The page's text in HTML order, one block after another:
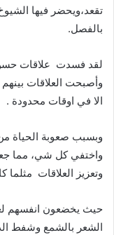
تقعد،ويحضر فيها
بالفصل.
لقد فسدت علاقات
وأصبحت العلاقات
الا في اوقات محدودة .
وبسبب صعوبة الحياة
واختفي كل شي، مما
وتعزيز العلاقات مثلما
حيث يخضعون انفسهم
الشعر بالشمع وشفط